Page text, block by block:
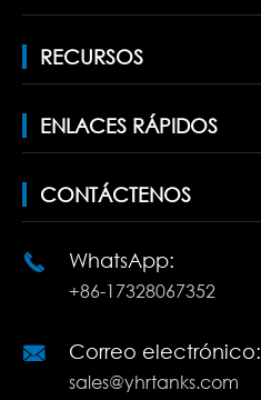
RECURSOS
ENLACES RÁPIDOS
CONTÁCTENOS
 WhatsApp:
+86-17328067352
 Correo electrónico:
sales@yhrtanks.com